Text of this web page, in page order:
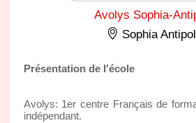
Avolys Sophia-
Sophia
Présentation de l'école
Avolys: 1er centre Français de
indépendant.